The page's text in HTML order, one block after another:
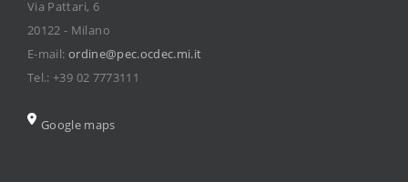
Via Pattari, 6
20122 - Milano
E-mail: ordine@pec.ocdec.mi.it
Tel.: +39 02 7773111
Google maps